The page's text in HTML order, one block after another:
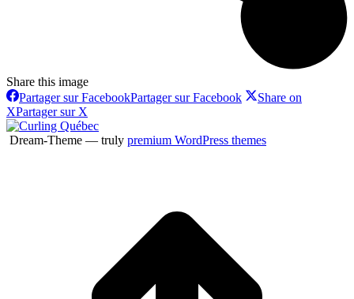
Share this image
Partager sur FacebookPartager sur Facebook
Share on
XPartager sur X
Dream-Theme — truly premium WordPress themes